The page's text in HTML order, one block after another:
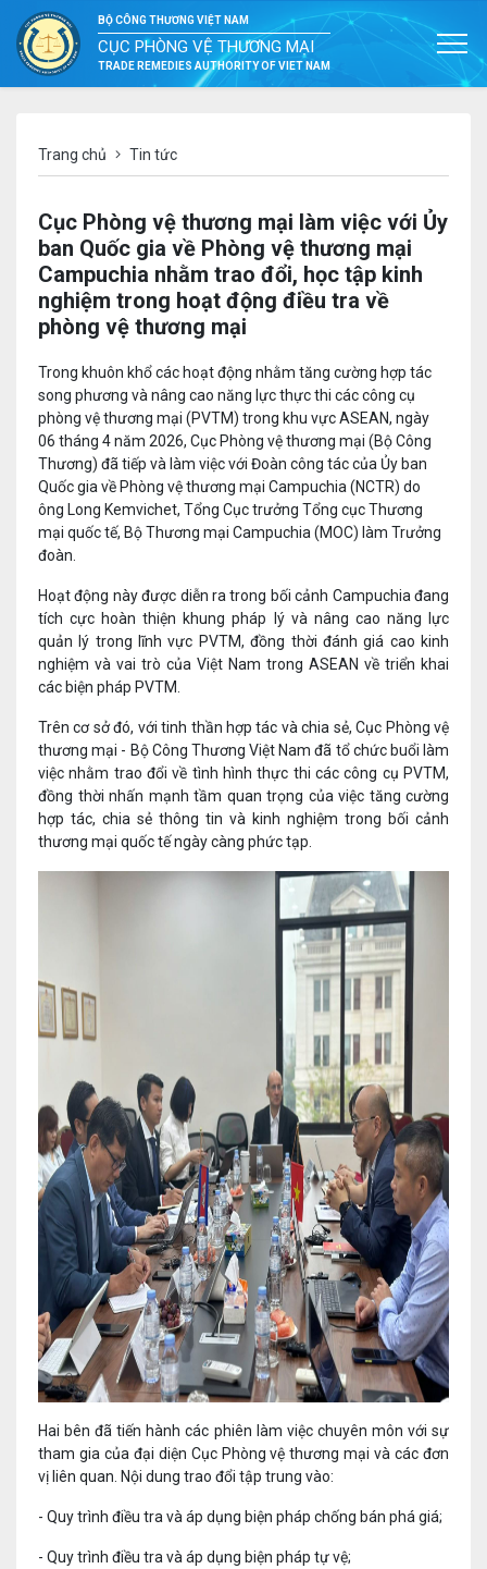
BỘ CÔNG THƯƠNG VIỆT NAM
CỤC PHÒNG VỆ THƯƠNG MẠI
TRADE REMEDIES AUTHORITY OF VIET NAM
Trang chủ Tin tức
Cục Phòng vệ thương mại làm việc với Ủy
ban Quốc gia về Phòng vệ thương mại
Campuchia nhằm trao đổi, học tập kinh
nghiệm trong hoạt động điều tra về
phòng vệ thương mại
Trong khuôn khổ các hoạt động nhằm tăng cường hợp tác
song phương và nâng cao năng lực thực thi các công cụ
phòng vệ thương mại (PVTM) trong khu vực ASEAN, ngày
06 tháng 4 năm 2026, Cục Phòng vệ thương mại (Bộ Công
Thương) đã tiếp và làm việc với Đoàn công tác của Ủy ban
Quốc gia về Phòng vệ thương mại Campuchia (NCTR) do
ông Long Kemvichet, Tổng Cục trưởng Tổng cục Thương
mại quốc tế, Bộ Thương mại Campuchia (MOC) làm Trưởng
đoàn.
Hoạt động này được diễn ra trong bối cảnh Campuchia đang
tích cực hoàn thiện khung pháp lý và nâng cao năng lực
quản lý trong lĩnh vực PVTM, đồng thời đánh giá cao kinh
nghiệm và vai trò của Việt Nam trong ASEAN về triển khai
các biện pháp PVTM.
Trên cơ sở đó, với tinh thần hợp tác và chia sẻ, Cục Phòng vệ
thương mại - Bộ Công Thương Việt Nam đã tổ chức buổi làm
việc nhằm trao đổi về tình hình thực thi các công cụ PVTM,
đồng thời nhấn mạnh tầm quan trọng của việc tăng cường
hợp tác, chia sẻ thông tin và kinh nghiệm trong bối cảnh
thương mại quốc tế ngày càng phức tạp.
Hai bên đã tiến hành các phiên làm việc chuyên môn với sự
tham gia của đại diện Cục Phòng vệ thương mại và các đơn
vị liên quan. Nội dung trao đổi tập trung vào:
- Quy trình điều tra và áp dụng biện pháp chống bán phá giá;
- Quy trình điều tra và áp dụng biện pháp tự vệ;